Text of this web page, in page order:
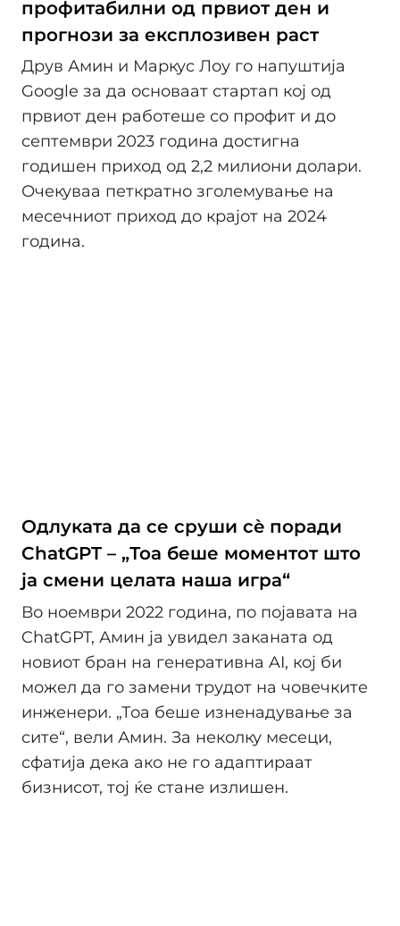
профитабилни од првиот ден и
прогнози за експлозивен раст
Друв Амин и Маркус Лоу го напуштија
Google за да основаат стартап кој од
првиот ден работеше со профит и до
септември 2023 година достигна
годишен приход од 2,2 милиони долари.
Очекуваа петкратно зголемување на
месечниот приход до крајот на 2024
година.
Одлуката да се сруши сè поради
ChatGPT – „Тоа беше моментот што
ја смени целата наша игра“
Во ноември 2022 година, по појавата на
ChatGPT, Амин ја увидел заканата од
новиот бран на генеративна AI, кој би
можел да го замени трудот на човечките
инженери. „Тоа беше изненадување за
сите“, вели Амин. За неколку месеци,
сфатија дека ако не го адаптираат
бизнисот, тој ќе стане излишен.